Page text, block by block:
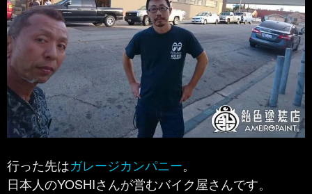
行った先はガレージカンパニー。
日本人のYOSHIさんが営むバイク屋さんです。